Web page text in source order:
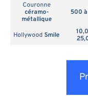
Couronne
céramo-
métallique
500
Hollywood Smile